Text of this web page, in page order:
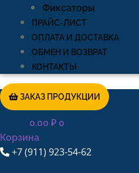
Фиксаторы
ПРАЙС-ЛИСТ
ОПЛАТА И ДОСТАВКА
ОБМЕН И ВОЗВРАТ
КОНТАКТЫ
ЗАКАЗ ПРОДУКЦИИ
0.00 ₽ 0
Корзина
+7 (911) 923-54-62